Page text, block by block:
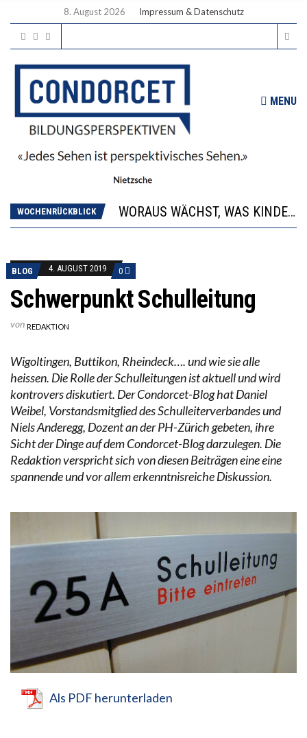
8. August 2026 Impressum & Datenschutz
MENU
WOCHENRÜCKBLICK
WORAUS WÄCHST, WAS KINDER TRÄGT
“WIR BEOBACHTEN EINEN REGELRECHTEN STURZFLUG BEI DEN LERNLEISTUNGEN”
BLOG 4. AUGUST 2019 0
Schwerpunkt Schulleitung
von REDAKTION
Wigoltingen, Buttikon, Rheindeck…. und wie sie alle
heissen. Die Rolle der Schulleitungen ist aktuell und wird
kontrovers diskutiert. Der Condorcet-Blog hat Daniel
Weibel, Vorstandsmitglied des Schulleiterverbandes und
Niels Anderegg, Dozent an der PH-Zürich gebeten, ihre
Sicht der Dinge auf dem Condorcet-Blog darzulegen. Die
Redaktion verspricht sich von diesen Beiträgen eine eine
spannende und vor allem erkenntnisreiche Diskussion.
Als PDF herunterladen